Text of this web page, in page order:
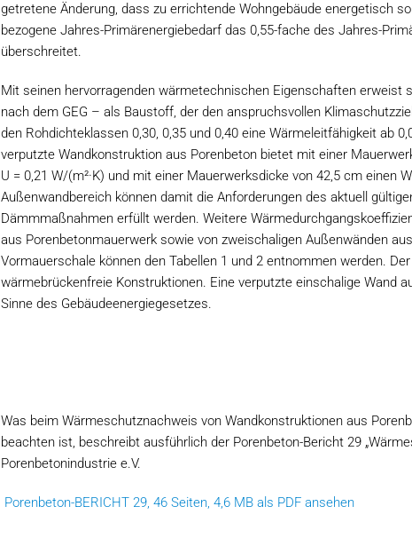
getretene Änderung, dass zu errichtende Wohngebäude energetisch
bezogene Jahres-Primärenergiebedarf das 0,55-fache des Jahres-
überschreitet.
Mit seinen hervorragenden wärmetechnischen Eigenschaften erweist
nach dem GEG – als Baustoff, der den anspruchsvollen
den Rohdichteklassen 0,30, 0,35 und 0,40 eine Wärmeleitfähigkeit ab
verputzte Wandkonstruktion aus Porenbeton bietet mit einer
U = 0,21 W/(m²·K) und mit einer Mauerwerksdicke von 42,5 cm einen
Außenwandbereich können damit die Anforderungen des aktuell
Dämmmaßnahmen erfüllt werden. Weitere
aus Porenbetonmauerwerk sowie von zweischaligen Außenwänden
Vormauerschale können den Tabellen 1 und 2 entnommen werden.
wärmebrückenfreie Konstruktionen. Eine verputzte einschalige Wand
Sinne des Gebäudeenergiegesetzes.
Was beim Wärmeschutznachweis von Wandkonstruktionen aus
beachten ist, beschreibt ausführlich der Porenbeton-Bericht 29
Porenbetonindustrie e.V.
Porenbeton-BERICHT 29, 46 Seiten, 4,6 MB als PDF ansehen